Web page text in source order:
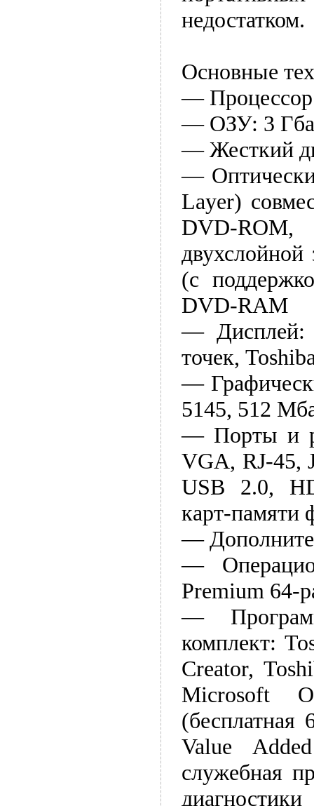
недостатком.
Основные
—
— ОЗУ: 3
— Жесткий
—
Layer)
DVD-
(с
DVD-RAM
— Дисплей:
точек,
—
5145, 512
— Порты и
VGA, RJ-45,
USB 2.0,
карт-памяти
—
—
Premium 64-
—
комплект:
Creator,
Microsoft
(бесплатная
Value
служебная